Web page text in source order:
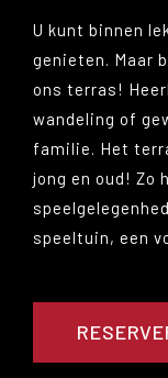
U kunt binnen
genieten. Maar
ons terras!
wandeling of
familie. Het
jong en oud! Zo
speeltuin, een